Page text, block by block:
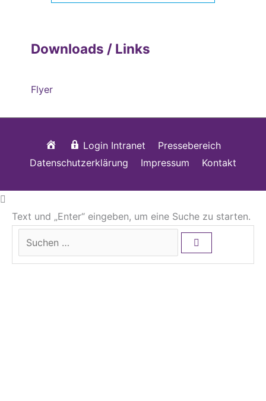
Downloads / Links
Flyer
StartseiteLogin Intranet
Pressebereich
Datenschutzerklärung
Impressum Kontakt
Text und „Enter“ eingeben, um eine Suche zu starten.